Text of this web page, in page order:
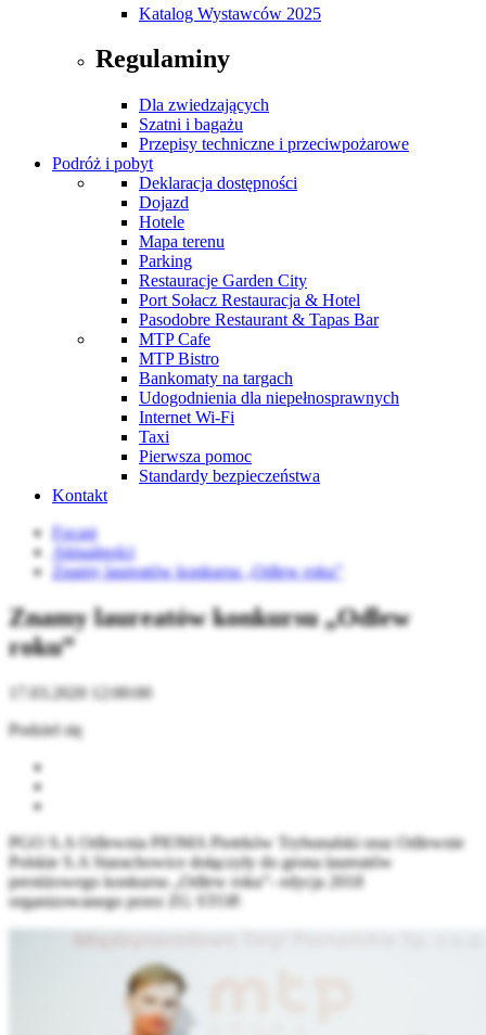
Katalog Wystawców 2025
Regulaminy
Dla zwiedzających
Szatni i bagażu
Przepisy techniczne i przeciwpożarowe
Podróż i pobyt
Deklaracja dostępności
Dojazd
Hotele
Mapa terenu
Parking
Restauracje Garden City
Port Sołacz Restauracja & Hotel
Pasodobre Restaurant & Tapas Bar
MTP Cafe
MTP Bistro
Bankomaty na targach
Udogodnienia dla niepełnosprawnych
Internet Wi-Fi
Taxi
Pierwsza pomoc
Standardy bezpieczeństwa
Kontakt
Focast
Aktualności
Znamy laureatów konkursu „Odlew roku”
Znamy laureatów konkursu „Odlew
roku”
17.03.2020 12:00:00
Podziel się
PGO S.A Odlewnia PIOMA Piotrków Trybunalski oraz Odlewnie
Polskie S.A Starachowice dołączyły do grona laureatów
prestiżowego konkursu „Odlew roku”- edycja 2018
organizowanego przez ZG STOP.